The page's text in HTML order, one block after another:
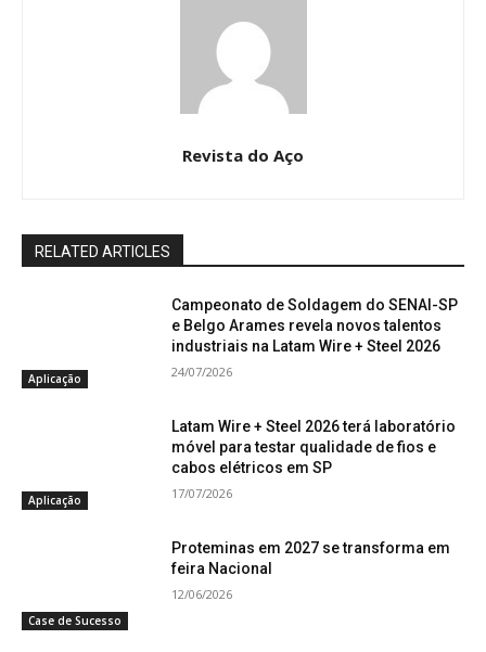
Revista do Aço
RELATED ARTICLES
Aplicação
Campeonato de Soldagem do SENAI-SP
e Belgo Arames revela novos talentos
industriais na Latam Wire + Steel 2026
24/07/2026
Aplicação
Latam Wire + Steel 2026 terá laboratório
móvel para testar qualidade de fios e
cabos elétricos em SP
17/07/2026
Case de Sucesso
Proteminas em 2027 se transforma em
feira Nacional
12/06/2026